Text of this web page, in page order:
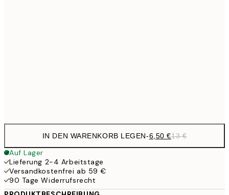
IN DEN WARENKORB LEGEN-6,50 €13 €
Auf Lager
Lieferung 2-4 Arbeitstage
Versandkostenfrei ab 59 €
90 Tage Widerrufsrecht